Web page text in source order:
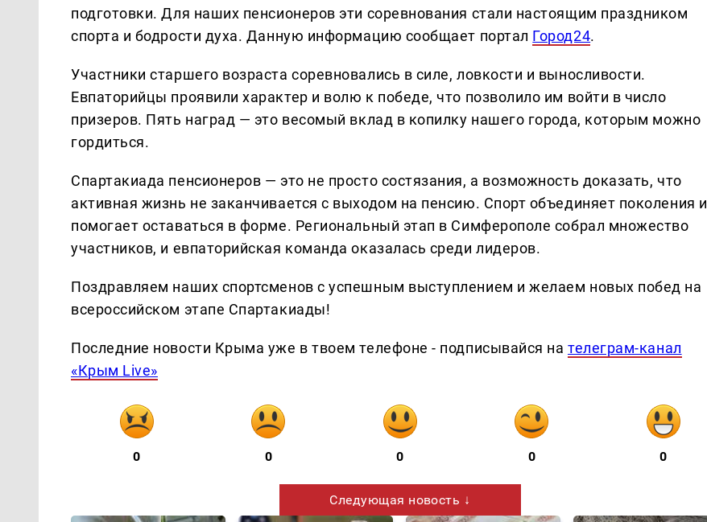
подготовки. Для наших пенсионеров эти соревнования стали настоящим праздником
спорта и бодрости духа. Данную информацию сообщает портал Город24.
Участники старшего возраста соревновались в силе, ловкости и выносливости.
Евпаторийцы проявили характер и волю к победе, что позволило им войти в число
призеров. Пять наград — это весомый вклад в копилку нашего города, которым можно
гордиться.
Спартакиада пенсионеров — это не просто состязания, а возможность доказать, что
активная жизнь не заканчивается с выходом на пенсию. Спорт объединяет поколения и
помогает оставаться в форме. Региональный этап в Симферополе собрал множество
участников, и евпаторийская команда оказалась среди лидеров.
Поздравляем наших спортсменов с успешным выступлением и желаем новых побед на
всероссийском этапе Спартакиады!
Последние новости Крыма уже в твоем телефоне - подписывайся нателеграм-канал
«Крым Live»
0 0 0 0 0
Следующая новость ↓